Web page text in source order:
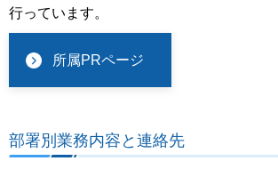
行っています。
所属PRページ
部署別業務内容と連絡先